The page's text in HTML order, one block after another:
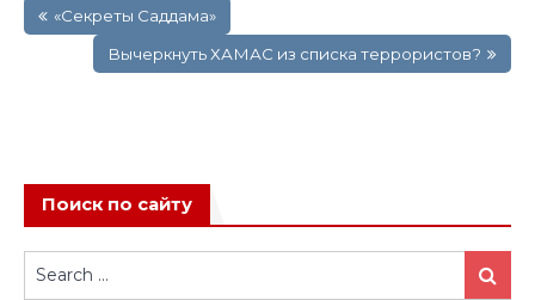
по
записям
«Секреты Саддама»
Вычеркнуть ХАМАС из списка террористов?
Поиск по сайту
Search
for:
Search